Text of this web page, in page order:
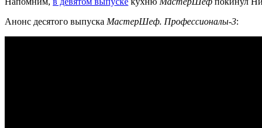
Анонс десятого выпуска МастерШеф. Профессионалы-3: